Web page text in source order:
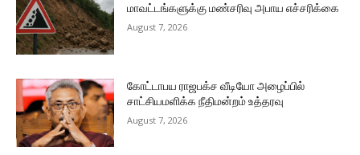
மாவட்டங்களுக்கு மண்சரிவு அபாய எச்சரிக்கை
August 7, 2026
கோட்டாபய ராஜபக்ச வீடியோ அழைப்பில்
சாட்சியமளிக்க நீதிமன்றம் உத்தரவு
August 7, 2026